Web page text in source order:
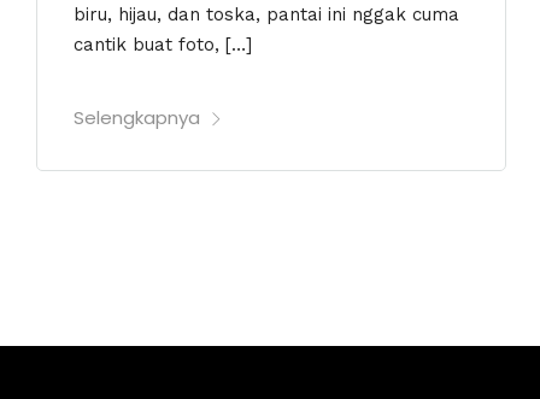
biru, hijau, dan toska, pantai ini nggak cuma
cantik buat foto, […]
Selengkapnya